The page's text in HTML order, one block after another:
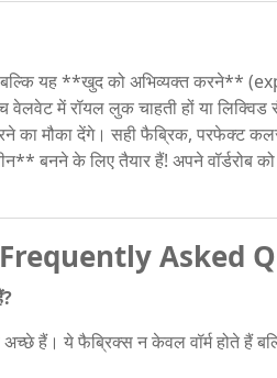
बल्कि यह **खुद को अभिव्यक्त करने**
में रॉयल लुक चाहती हों या लिक्विड
का मौका देंगे। सही फैब्रिक, परफेक्ट
बनने के लिए तैयार हैं! अपने वॉर्डरोब
Frequently Asked
ये फैब्रिक्स न केवल वॉर्म होते हैं बल्कि